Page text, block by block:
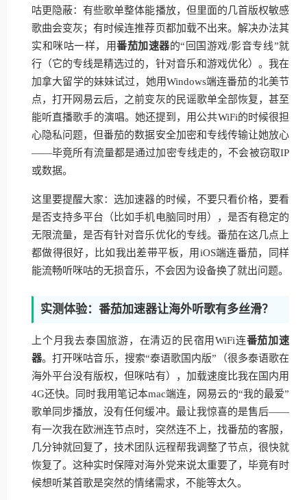
咕更隐蔽：有些歌单整体能播放，但里面的几首版权敏感
歌曲会变灰；有时候连推荐页都加载不出来。解决办法其
实和咪咕一样，用番茄加速器的“回国游戏/影音专线”就
行（它的专线是精选过的，针对音乐和游戏优化）。我在
加拿大留学的妹妹试过，她用Windows端连番茄的北美节
点，打开网易云后，之前变灰的民谣歌单全部恢复，甚至
能听直播歌手的演唱。她还提到，用公共WiFi的时候很担
心隐私问题，但番茄的数据安全加密和专线传输让她放心
——毕竟所有流量都是通过加密专线走的，不会被窃取IP
或数据。
这里要提醒大家：选加速器的时候，不要只看价格，要看
是否支持多平台（比如手机电脑同时用），是否有稳定的
无限流量，是否有针对音乐优化的专线。番茄在这几点上
都做得很好，比如我出差带平板，用iOS端连番茄，同样
能流畅听咪咕的无损音乐，不会因为设备换了就出问题。
实测体验：番茄加速器让海外听歌有多丝滑？
上个月我去泰国旅游，在清迈的民宿用WiFi连番茄加速
器。打开咪咕音乐，搜索“泰语歌国内版”（很多泰语歌在
海外平台没有版权，但咪咕有），加载速度比我在国内用
4G还快。同时我用笔记本mac端连，网易云的“我的最爱”
歌单同步播放，没有任何缓冲。最让我惊喜的是售后——
有一次我在欧洲连节点时，突然连不上，找番茄的客服，
几分钟就回复了，技术团队远程帮我调整了节点，很快就
恢复了。这种实时保障对海外党来说太重要了，毕竟有时
候想听某首歌是突然的情绪需求，不能等太久。